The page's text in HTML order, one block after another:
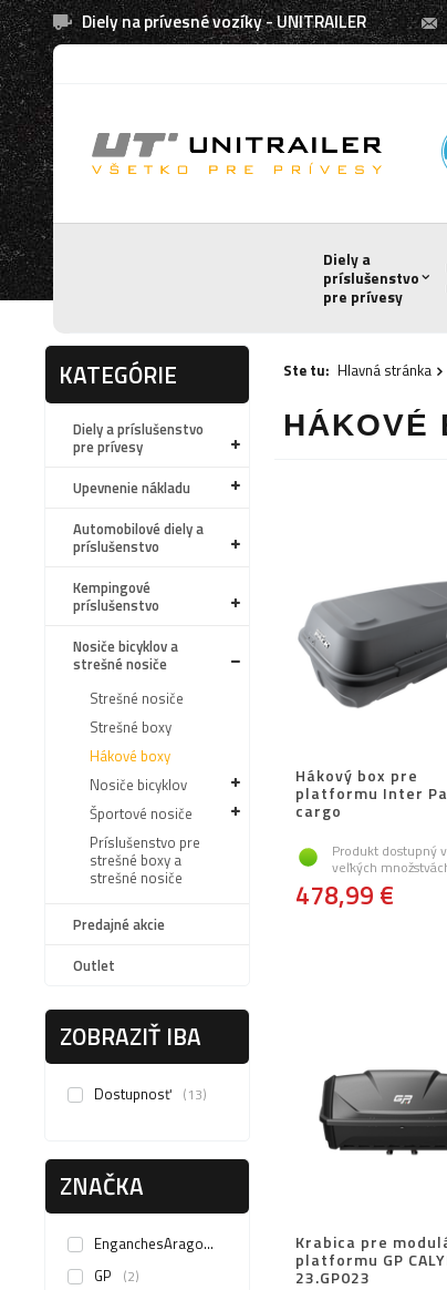
Diely na prívesné vozíky - UNITRAILER
Diely a
príslušenstvo
pre prívesy
KATEGÓRIE
Diely a príslušenstvo
pre prívesy
Upevnenie nákladu
Automobilové diely a
príslušenstvo
Kempingové
príslušenstvo
Nosiče bicyklov a
strešné nosiče
Strešné nosiče
Strešné boxy
Hákové boxy
Nosiče bicyklov
Športové nosiče
Príslušenstvo pre
strešné boxy a
strešné nosiče
Predajné akcie
Outlet
ZOBRAZIŤ IBA
Dostupnosť 13
ZNAČKA
EnganchesAragon
GP 2
Ste tu: Hlavná stránka
HÁKOVÉ
Hákový box pre
platformu Inter
cargo
Produkt dostupný
veľkých
478,99 €
Krabica pre
platformu GP
23.GP023